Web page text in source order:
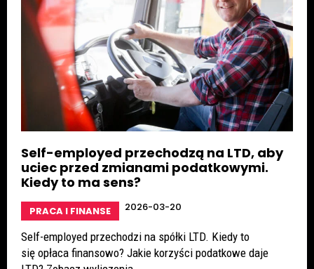
Self-employed przechodzą na LTD, aby
uciec przed zmianami podatkowymi.
Kiedy to ma sens?
PRACA I FINANSE 2026-03-20
Self-employed przechodzi na spółki LTD. Kiedy to
się opłaca finansowo? Jakie korzyści podatkowe daje